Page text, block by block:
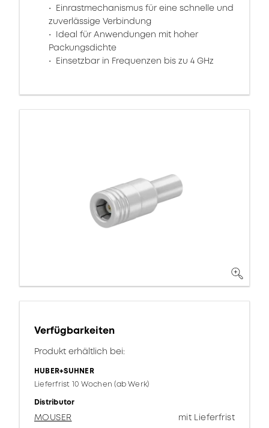
Einrastmechanismus für eine schnelle und
zuverlässige Verbindung
Ideal für Anwendungen mit hoher
Packungsdichte
Einsetzbar in Frequenzen bis zu 4 GHz
Verfügbarkeiten
Produkt erhältlich bei:
HUBER+SUHNER
Lieferfrist 10 Wochen (ab Werk)
Distributor
MOUSER mit Lieferfrist